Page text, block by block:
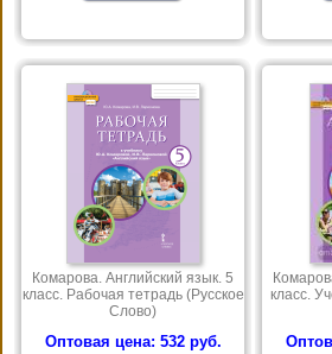
Комарова. Английский язык. 5
класс. Рабочая тетрадь (Русское
Слово)
Оптовая цена: 532 руб.
класс.